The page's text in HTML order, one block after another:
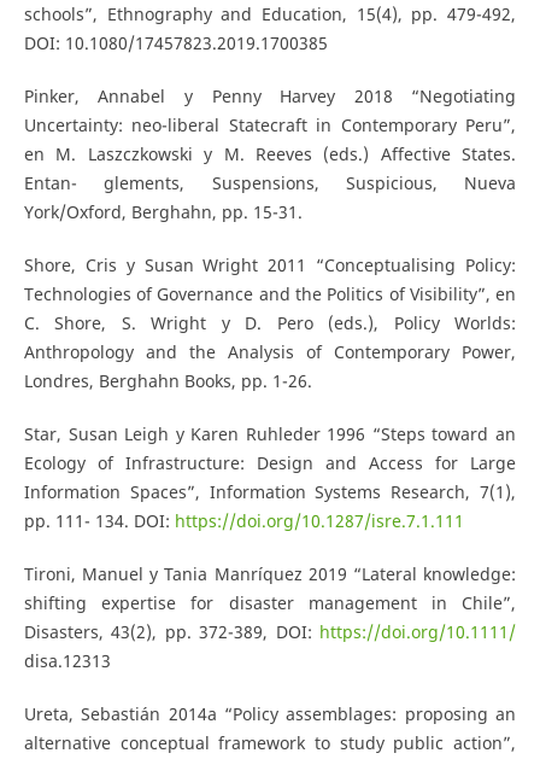
schools”, Ethnography and Education, 15(4), pp. 479-492,
DOI: 10.1080/17457823.2019.1700385
Pinker, Annabel y Penny Harvey 2018 “Negotiating
Uncertainty: neo-liberal Statecraft in Contemporary Peru”,
en M. Laszczkowski y M. Reeves (eds.) Affective States.
Entan- glements, Suspensions, Suspicious, Nueva
York/Oxford, Berghahn, pp. 15-31.
Shore, Cris y Susan Wright 2011 “Conceptualising Policy:
Technologies of Governance and the Politics of Visibility”, en
C. Shore, S. Wright y D. Pero (eds.), Policy Worlds:
Anthropology and the Analysis of Contemporary Power,
Londres, Berghahn Books, pp. 1-26.
Star, Susan Leigh y Karen Ruhleder 1996 “Steps toward an
Ecology of Infrastructure: Design and Access for Large
Information Spaces”, Information Systems Research, 7(1),
pp. 111- 134. DOI: https://doi.org/10.1287/isre.7.1.111
Tironi, Manuel y Tania Manríquez 2019 “Lateral knowledge:
shifting expertise for disaster management in Chile”,
Disasters, 43(2), pp. 372-389, DOI: https://doi.org/10.1111/
disa.12313
Ureta, Sebastián 2014a “Policy assemblages: proposing an
alternative conceptual framework to study public action”,